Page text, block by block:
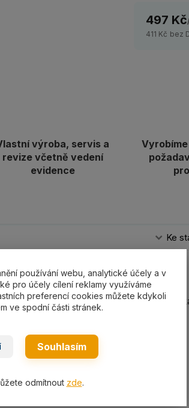
497 Kč
411 Kč bez
výroba, servis a
revize včetně vedení
evidence
Ke
typB-2 2000s nosností 2000kg/
1.
používání webu, analytické účely a v
pro účely cílení reklamy využíváme
preferencí cookies můžete kdykoli
ve spodní části stránek.
Souhlasím
odmítnout zde.